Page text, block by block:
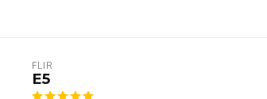
FLIR
E5